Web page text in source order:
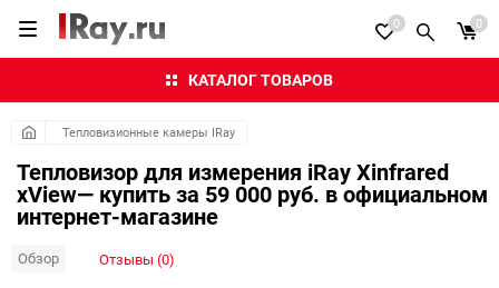
КАТАЛОГ ТОВАРОВ
0 0
Тепловизионные камеры IRay
Тепловизор для измерения iRay Xinfrared
xView— купить за 59 000 руб. в официальном
интернет-магазине
Обзор Отзывы (0)